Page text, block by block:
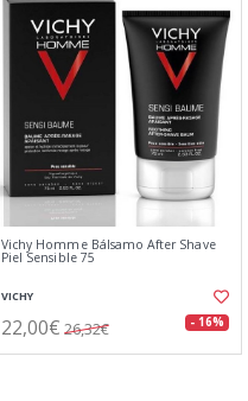
Vichy Homme Bálsamo After Shave
Piel Sensible 75
VICHY
22,00€ 26,32€ - 16%